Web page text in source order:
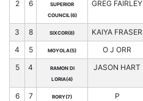
2 6
SUPERIOR
COUNCIL(6)
GREG FAIRLEY
3 8 SIXCOR(8) KAIYA FRASER
4 5 MOYOLA(5) O J ORR
5 4
RAMON DI
LORIA(4)
JASON HART
6 7 RORY(7)
P